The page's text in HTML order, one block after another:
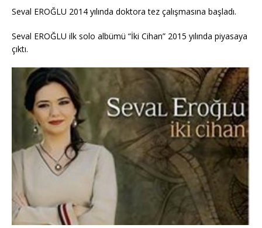
Seval EROĞLU 2014 yılında doktora tez çalışmasına başladı.
Seval EROĞLU ilk solo albümü “İki Cihan” 2015 yılında piyasaya
çıktı.